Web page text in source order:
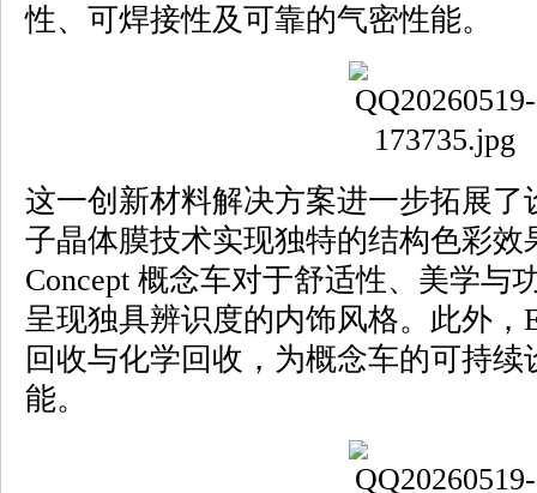
性、可焊接性及可靠的气密性能。
这一创新材料解决方案进一步拓展
子晶体膜技术实现独特的结构色彩效
Concept 概念车对于舒适性、美学与
呈现独具辨识度的内饰风格。此外，
回收与化学回收，为概念车的可持
能。